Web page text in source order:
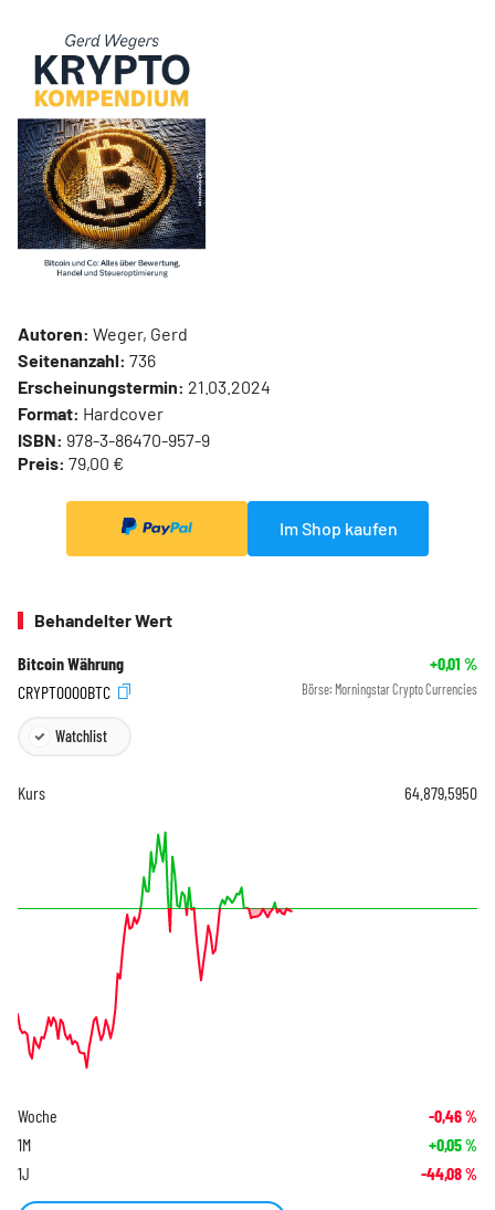
Autoren: Weger, Gerd
Seitenanzahl: 736
Erscheinungstermin: 21.03.2024
Format: Hardcover
ISBN: 978-3-86470-957-9
Preis: 79,00 €
Im Shop kaufen
Behandelter Wert
Bitcoin Währung +0,01 %
CRYPT0000BTC
Börse: Morningstar Crypto Currencies
Watchlist
Kurs 64.879,5950
Woche -0,46%
1M +0,05%
1J -44,08%